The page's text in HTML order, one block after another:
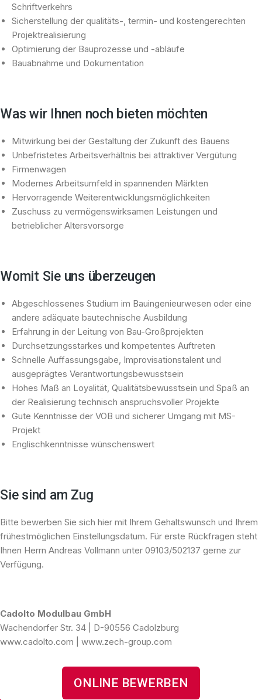
Schriftverkehrs
Sicherstellung der qualitäts-, termin- und kostengerechten
Projektrealisierung
Optimierung der Bauprozesse und -abläufe
Bauabnahme und Dokumentation
Was wir Ihnen noch bieten möchten
Mitwirkung bei der Gestaltung der Zukunft des Bauens
Unbefristetes Arbeitsverhältnis bei attraktiver Vergütung
Firmenwagen
Modernes Arbeitsumfeld in spannenden Märkten
Hervorragende Weiterentwicklungsmöglichkeiten
Zuschuss zu vermögenswirksamen Leistungen und
betrieblicher Altersvorsorge
Womit Sie uns überzeugen
Abgeschlossenes Studium im Bauingenieurwesen oder eine
andere adäquate bautechnische Ausbildung
Erfahrung in der Leitung von Bau-Großprojekten
Durchsetzungsstarkes und kompetentes Auftreten
Schnelle Auffassungsgabe, Improvisationstalent und
ausgeprägtes Verantwortungsbewusstsein
Hohes Maß an Loyalität, Qualitätsbewusstsein und Spaß an
der Realisierung technisch anspruchsvoller Projekte
Gute Kenntnisse der VOB und sicherer Umgang mit MS-
Projekt
Englischkenntnisse wünschenswert
Sie sind am Zug
Bitte bewerben Sie sich hier mit Ihrem Gehaltswunsch und Ihrem
frühestmöglichen Einstellungsdatum. Für erste Rückfragen steht
Ihnen Herrn Andreas Vollmann unter 09103/502137 gerne zur
Verfügung.
Cadolto Modulbau GmbH
Wachendorfer Str. 34 | D-90556 Cadolzburg
www.cadolto.com | www.zech-group.com
ONLINE BEWERBEN